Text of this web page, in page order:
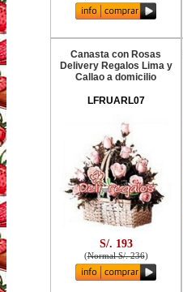
Canasta con Rosas
Delivery Regalos Lima y
Callao a domicilio
LFRUARL07
S/. 193
(Normal S/. 236)